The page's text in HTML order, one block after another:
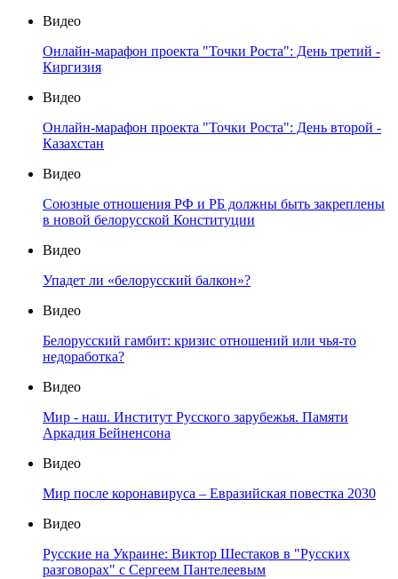
Видео
Онлайн-марафон проекта "Точки Роста": День третий -
Киргизия
Видео
Онлайн-марафон проекта "Точки Роста": День второй -
Казахстан
Видео
Союзные отношения РФ и РБ должны быть закреплены
в новой белорусской Конституции
Видео
Упадет ли «белорусский балкон»?
Видео
Белорусский гамбит: кризис отношений или чья-то
недоработка?
Видео
Мир - наш. Институт Русского зарубежья. Памяти
Аркадия Бейненсона
Видео
Мир после коронавируса – Евразийская повестка 2030
Видео
Русские на Украине: Виктор Шестаков в "Русских
разговорах" с Сергеем Пантелеевым